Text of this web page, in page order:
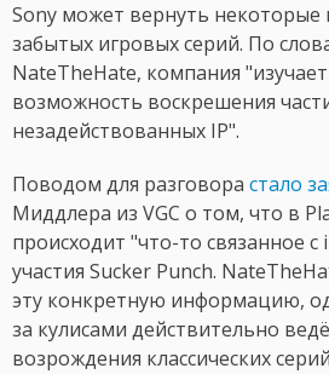
Sony может вернуть некоторые
забытых игровых серий. По
NateTheHate, компания
возможность воскрешения
незадействованных IP".
Поводом для разговора стало
Миддлера из VGC о том, что в
происходит "что-то связанное с
участия Sucker Punch.
эту конкретную информацию,
за кулисами действительно
возрождения классических